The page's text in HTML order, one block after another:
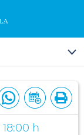
18:00 h